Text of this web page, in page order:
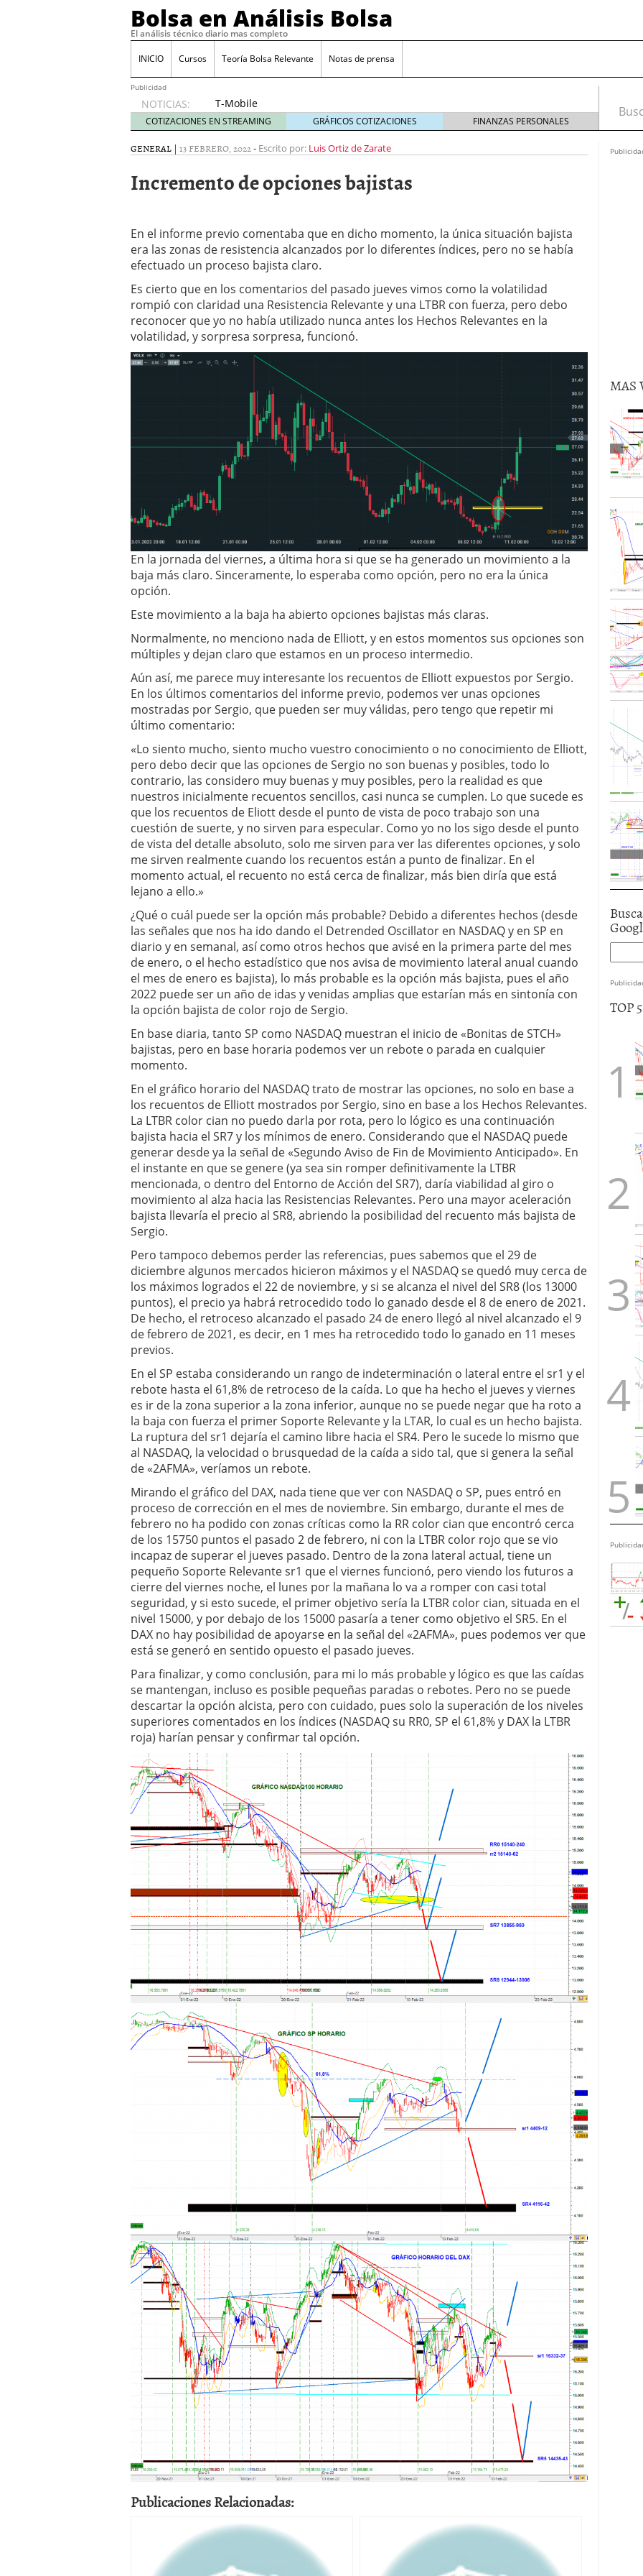
Bolsa en Análisis Bolsa
El análisis técnico diario mas completo
INICIO Cursos Teoría Bolsa Relevante Notas de prensa
Publicidad
NOTICIAS:
T-Mobile
acuerda
pagar
315
de
dólares
de datos
30/09/2024
Acciones de Nvidia suben impulsadas por la inteligencia artificial
25/09/2024
Cuidado con estos tres sesgos si estás empezando a invertir 20/09/2024
El BCE recorta los tipos de interés clave en septiembre para reducir la
volatilidad 12/09/2024
¿Es buen momento para volver al oro en lo que queda de 2024?
COTIZACIONES EN STREAMING GRÁFICOS COTIZACIONES FINANZAS PERSONALES
GENERAL | 13 FEBRERO, 2022- Escrito por: Luis Ortiz de Zarate
Incremento de opciones bajistas
En el informe previo comentaba que en dicho momento, la única situación bajista
era las zonas de resistencia alcanzados por lo diferentes índices, pero no se había
efectuado un proceso bajista claro.
Es cierto que en los comentarios del pasado jueves vimos como la volatilidad
rompió con claridad una Resistencia Relevante y una LTBR con fuerza, pero debo
reconocer que yo no había utilizado nunca antes los Hechos Relevantes en la
volatilidad, y sorpresa sorpresa, funcionó.
En la jornada del viernes, a última hora si que se ha generado un movimiento a la
baja más claro. Sinceramente, lo esperaba como opción, pero no era la única
opción.
Este movimiento a la baja ha abierto opciones bajistas más claras.
Normalmente, no menciono nada de Elliott, y en estos momentos sus opciones son
múltiples y dejan claro que estamos en un proceso intermedio.
Aún así, me parece muy interesante los recuentos de Elliott expuestos por Sergio.
En los últimos comentarios del informe previo, podemos ver unas opciones
mostradas por Sergio, que pueden ser muy válidas, pero tengo que repetir mi
último comentario:
«Lo siento mucho, siento mucho vuestro conocimiento o no conocimiento de Elliott,
pero debo decir que las opciones de Sergio no son buenas y posibles, todo lo
contrario, las considero muy buenas y muy posibles, pero la realidad es que
nuestros inicialmente recuentos sencillos, casi nunca se cumplen. Lo que sucede es
que los recuentos de Eliott desde el punto de vista de poco trabajo son una
cuestión de suerte, y no sirven para especular. Como yo no los sigo desde el punto
de vista del detalle absoluto, solo me sirven para ver las diferentes opciones, y solo
me sirven realmente cuando los recuentos están a punto de finalizar. En el
momento actual, el recuento no está cerca de finalizar, más bien diría que está
lejano a ello.»
¿Qué o cuál puede ser la opción más probable? Debido a diferentes hechos (desde
las señales que nos ha ido dando el Detrended Oscillator en NASDAQ y en SP en
diario y en semanal, así como otros hechos que avisé en la primera parte del mes
de enero, o el hecho estadístico que nos avisa de movimiento lateral anual cuando
el mes de enero es bajista), lo más probable es la opción más bajista, pues el año
2022 puede ser un año de idas y venidas amplias que estarían más en sintonía con
la opción bajista de color rojo de Sergio.
En base diaria, tanto SP como NASDAQ muestran el inicio de «Bonitas de STCH»
bajistas, pero en base horaria podemos ver un rebote o parada en cualquier
momento.
En el gráfico horario del NASDAQ trato de mostrar las opciones, no solo en base a
los recuentos de Elliott mostrados por Sergio, sino en base a los Hechos Relevantes.
La LTBR color cian no puedo darla por rota, pero lo lógico es una continuación
bajista hacia el SR7 y los mínimos de enero. Considerando que el NASDAQ puede
generar desde ya la señal de «Segundo Aviso de Fin de Movimiento Anticipado». En
el instante en que se genere (ya sea sin romper definitivamente la LTBR
mencionada, o dentro del Entorno de Acción del SR7), daría viabilidad al giro o
movimiento al alza hacia las Resistencias Relevantes. Pero una mayor aceleración
bajista llevaría el precio al SR8, abriendo la posibilidad del recuento más bajista de
Sergio.
Pero tampoco debemos perder las referencias, pues sabemos que el 29 de
diciembre algunos mercados hicieron máximos y el NASDAQ se quedó muy cerca de
los máximos logrados el 22 de noviembre, y si se alcanza el nivel del SR8 (los 13000
puntos), el precio ya habrá retrocedido todo lo ganado desde el 8 de enero de 2021.
De hecho, el retroceso alcanzado el pasado 24 de enero llegó al nivel alcanzado el 9
de febrero de 2021, es decir, en 1 mes ha retrocedido todo lo ganado en 11 meses
previos.
En el SP estaba considerando un rango de indeterminación o lateral entre el sr1 y el
rebote hasta el 61,8% de retroceso de la caída. Lo que ha hecho el jueves y viernes
es ir de la zona superior a la zona inferior, aunque no se puede negar que ha roto a
la baja con fuerza el primer Soporte Relevante y la LTAR, lo cual es un hecho bajista.
La ruptura del sr1 dejaría el camino libre hacia el SR4. Pero le sucede lo mismo que
al NASDAQ, la velocidad o brusquedad de la caída a sido tal, que si genera la señal
de «2AFMA», veríamos un rebote.
Mirando el gráfico del DAX, nada tiene que ver con NASDAQ o SP, pues entró en
proceso de corrección en el mes de noviembre. Sin embargo, durante el mes de
febrero no ha podido con zonas críticas como la RR color cian que encontró cerca
de los 15750 puntos el pasado 2 de febrero, ni con la LTBR color rojo que se vio
incapaz de superar el jueves pasado. Dentro de la zona lateral actual, tiene un
pequeño Soporte Relevante sr1 que el viernes funcionó, pero viendo los futuros a
cierre del viernes noche, el lunes por la mañana lo va a romper con casi total
seguridad, y si esto sucede, el primer objetivo sería la LTBR color cian, situada en el
nivel 15000, y por debajo de los 15000 pasaría a tener como objetivo el SR5. En el
DAX no hay posibilidad de apoyarse en la señal del «2AFMA», pues podemos ver que
está se generó en sentido opuesto el pasado jueves.
Para finalizar, y como conclusión, para mi lo más probable y lógico es que las caídas
se mantengan, incluso es posible pequeñas paradas o rebotes. Pero no se puede
descartar la opción alcista, pero con cuidado, pues solo la superación de los niveles
superiores comentados en los índices (NASDAQ su RR0, SP el 61,8% y DAX la LTBR
roja) harían pensar y confirmar tal opción.
Publicaciones Relacionadas:
MAS
TOP